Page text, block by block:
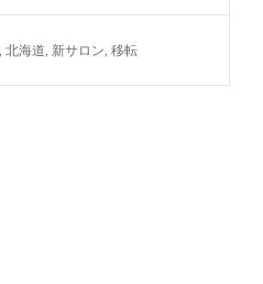
ら
北海道 新サロン 移転